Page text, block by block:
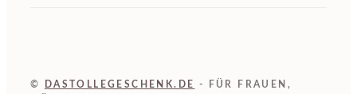
© DASTOLLEGESCHENK.DE
- FÜR FRAUEN,